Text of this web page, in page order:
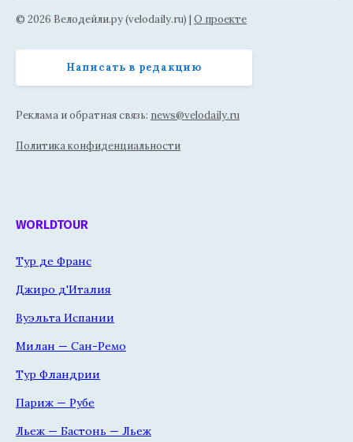
© 2026 Велодейли.ру (velodaily.ru) | О проекте
Написать в редакцию
Реклама и обратная связь: news@velodaily.ru
Политика конфиденциальности
WORLDTOUR
Тур де Франс
Джиро д'Италия
Вуэльта Испании
Милан — Сан-Ремо
Тур Фландрии
Париж — Рубе
Льеж — Бастонь — Льеж